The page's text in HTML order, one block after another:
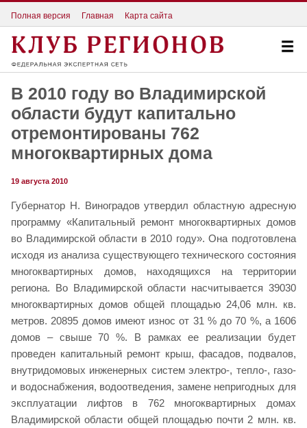
Полная версия Главная Карта сайта
В 2010 году во Владимирской
области будут капитально
отремонтированы 762
многоквартирных дома
19 августа 2010
Губернатор Н. Виноградов утвердил областную адресную
программу «Капитальный ремонт многоквартирных домов
во Владимирской области в 2010 году». Она подготовлена
исходя из анализа существующего технического состояния
многоквартирных домов, находящихся на территории
региона. Во Владимирской области насчитывается 39030
многоквартирных домов общей площадью 24,06 млн. кв.
метров. 20895 домов имеют износ от 31 % до 70 %, а 1606
домов – свыше 70 %. В рамках ее реализации будет
проведен капитальный ремонт крыш, фасадов, подвалов,
внутридомовых инженерных систем электро-, тепло-, газо-
и водоснабжения, водоотведения, замене непригодных для
эксплуатации лифтов в 762 многоквартирных домах
Владимирской области общей площадью почти 2 млн. кв.